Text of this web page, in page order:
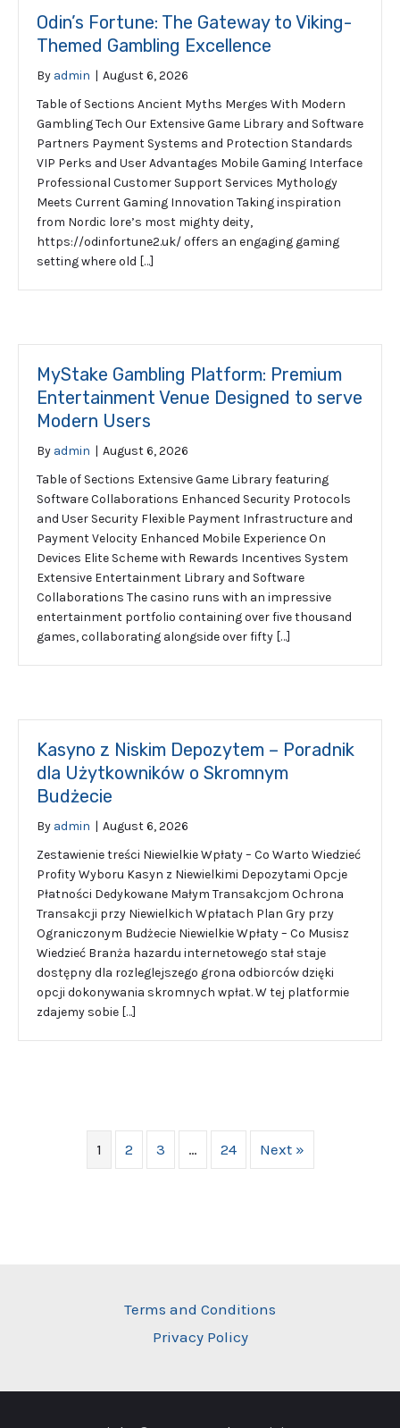
Odin’s Fortune: The Gateway to Viking-
Themed Gambling Excellence
By admin | August 6, 2026
Table of Sections Ancient Myths Merges With Modern
Gambling Tech Our Extensive Game Library and Software
Partners Payment Systems and Protection Standards
VIP Perks and User Advantages Mobile Gaming Interface
Professional Customer Support Services Mythology
Meets Current Gaming Innovation Taking inspiration
from Nordic lore’s most mighty deity,
https://odinfortune2.uk/ offers an engaging gaming
setting where old […]
MyStake Gambling Platform: Premium
Entertainment Venue Designed to serve
Modern Users
By admin | August 6, 2026
Table of Sections Extensive Game Library featuring
Software Collaborations Enhanced Security Protocols
and User Security Flexible Payment Infrastructure and
Payment Velocity Enhanced Mobile Experience On
Devices Elite Scheme with Rewards Incentives System
Extensive Entertainment Library and Software
Collaborations The casino runs with an impressive
entertainment portfolio containing over five thousand
games, collaborating alongside over fifty […]
Kasyno z Niskim Depozytem – Poradnik
dla Użytkowników o Skromnym
Budżecie
By admin | August 6, 2026
Zestawienie treści Niewielkie Wpłaty – Co Warto Wiedzieć
Profity Wyboru Kasyn z Niewielkimi Depozytami Opcje
Płatności Dedykowane Małym Transakcjom Ochrona
Transakcji przy Niewielkich Wpłatach Plan Gry przy
Ograniczonym Budżecie Niewielkie Wpłaty – Co Musisz
Wiedzieć Branża hazardu internetowego stał staje
dostępny dla rozleglejszego grona odbiorców dzięki
opcji dokonywania skromnych wpłat. W tej platformie
zdajemy sobie […]
1 2 3 … 24 Next »
Terms and Conditions
Privacy Policy